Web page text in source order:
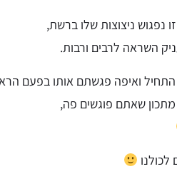
נפגוש ניצוצות שלו ברשת,
השראה לרבים ורבות.
ואיפה פגשתם אותו בפעם
שאתם פוגשים פה,